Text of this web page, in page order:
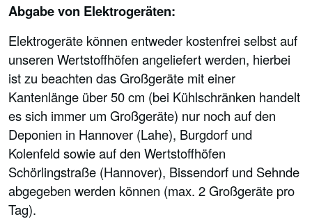
Abgabe von Elektrogeräten:
Elektrogeräte können entweder kostenfrei selbst auf
unseren Wertstoffhöfen angeliefert werden, hierbei
ist zu beachten das Großgeräte mit einer
Kantenlänge über 50 cm (bei Kühlschränken handelt
es sich immer um Großgeräte) nur noch auf den
Deponien in Hannover (Lahe), Burgdorf und
Kolenfeld sowie auf den Wertstoffhöfen
Schörlingstraße (Hannover), Bissendorf und Sehnde
abgegeben werden können (max. 2 Großgeräte pro
Tag).